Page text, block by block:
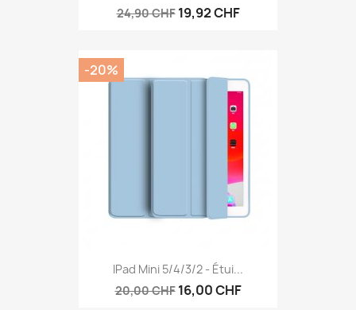
24,90 CHF 19,92 CHF
IPad Mini 5/4/3/2 - Étui...
20,00 CHF 16,00 CHF
-20%